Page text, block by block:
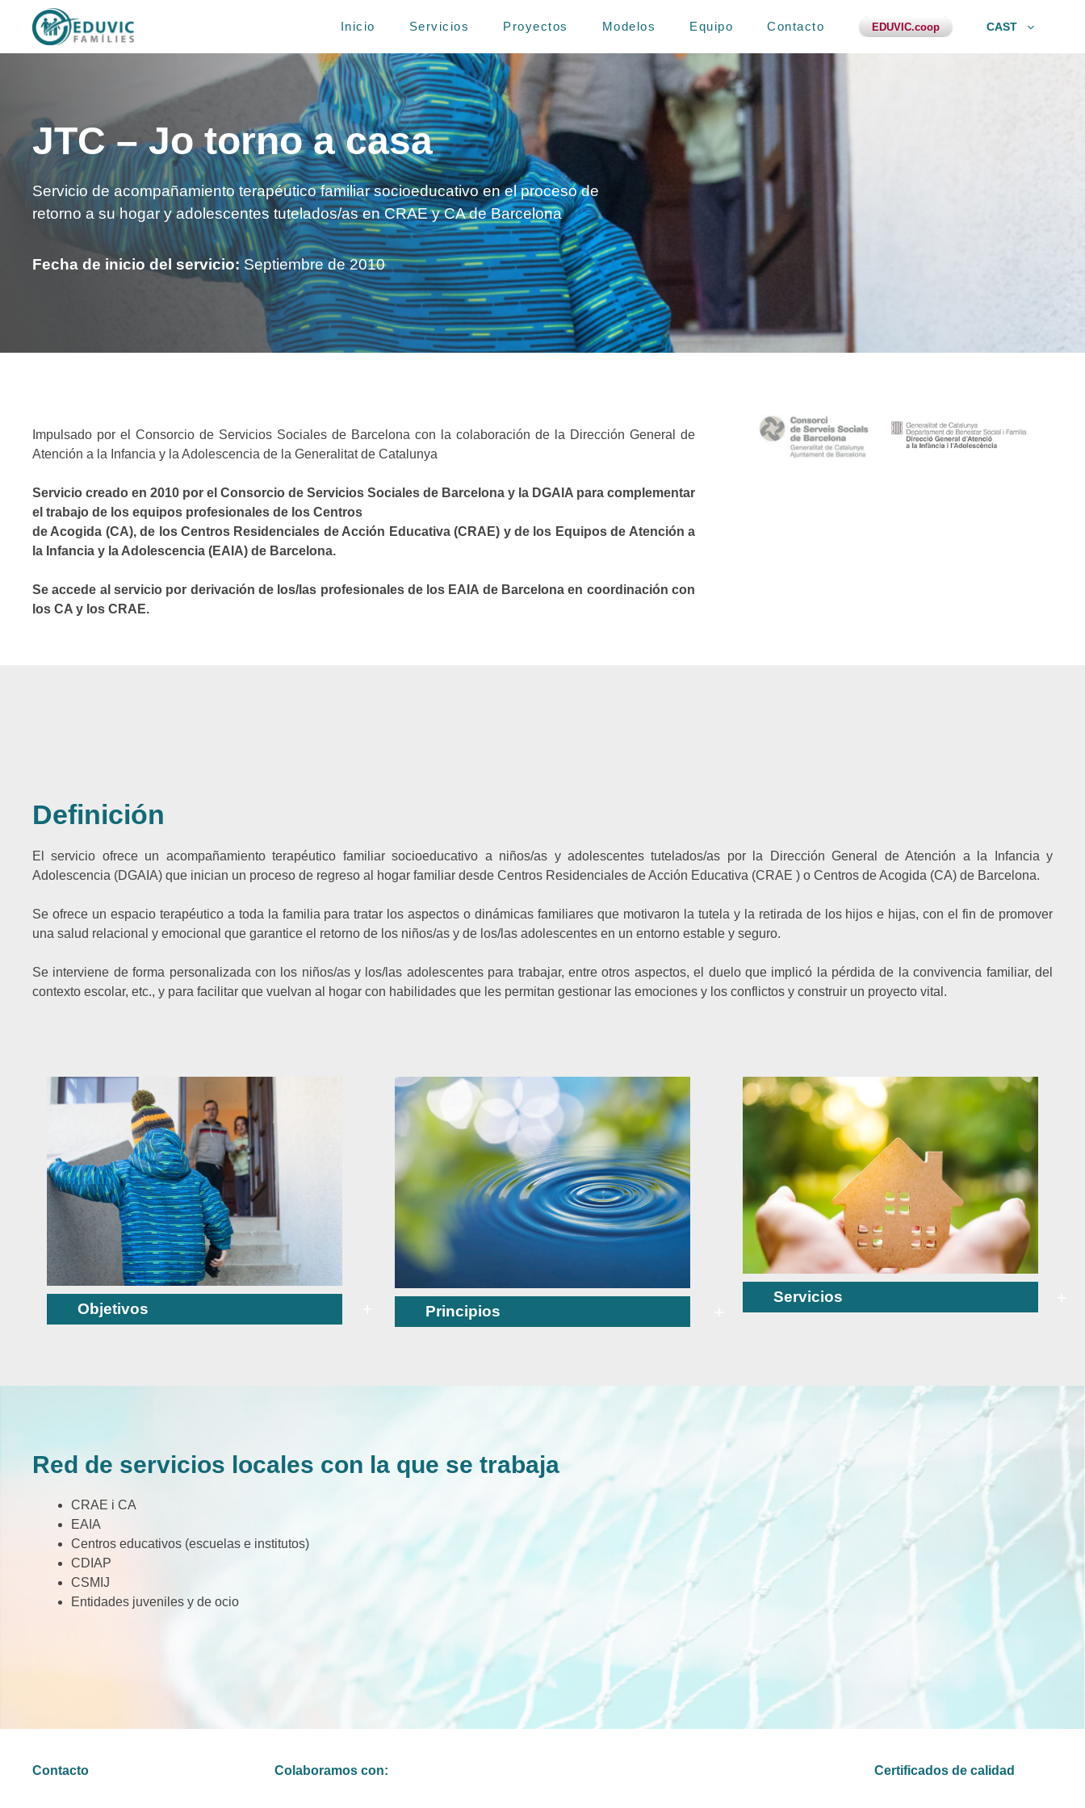
contenido
Inicio Servicios Proyectos Modelos Equipo Contacto EDUVIC.coop CAST
JTC – Jo torno a casa
Servicio de acompañamiento terapéutico familiar socioeducativo en el proceso de
retorno a su hogar y adolescentes tutelados/as en CRAE y CA de Barcelona
Fecha de inicio del servicio: Septiembre de 2010
Impulsado por el Consorcio de Servicios Sociales de Barcelona con la colaboración de la Dirección General de
Atención a la Infancia y la Adolescencia de la Generalitat de Catalunya
Servicio creado en 2010 por el Consorcio de Servicios Sociales de Barcelona y la DGAIA para complementar
el trabajo de los equipos profesionales de los Centros
de Acogida (CA), de los Centros Residenciales de Acción Educativa (CRAE) y de los Equipos de Atención a
la Infancia y la Adolescencia (EAIA) de Barcelona.
Se accede al servicio por derivación de los/las profesionales de los EAIA de Barcelona en coordinación con
los CA y los CRAE.
Definición
El servicio ofrece un acompañamiento terapéutico familiar socioeducativo a niños/as y adolescentes tutelados/as por la Dirección General de Atención a la Infancia y
Adolescencia (DGAIA) que inician un proceso de regreso al hogar familiar desde Centros Residenciales de Acción Educativa (CRAE ) o Centros de Acogida (CA) de Barcelona.
Se ofrece un espacio terapéutico a toda la familia para tratar los aspectos o dinámicas familiares que motivaron la tutela y la retirada de los hijos e hijas, con el fin de promover
una salud relacional y emocional que garantice el retorno de los niños/as y de los/las adolescentes en un entorno estable y seguro.
Se interviene de forma personalizada con los niños/as y los/las adolescentes para trabajar, entre otros aspectos, el duelo que implicó la pérdida de la convivencia familiar, del
contexto escolar, etc., y para facilitar que vuelvan al hogar con habilidades que les permitan gestionar las emociones y los conflictos y construir un proyecto vital.
Objetivos Principios
Servicios
Red de servicios locales con la que se trabaja
CRAE i CA
EAIA
Centros educativos (escuelas e institutos)
CDIAP
CSMIJ
Entidades juveniles y de ocio
Contacto Colaboramos con: Certificados de calidad